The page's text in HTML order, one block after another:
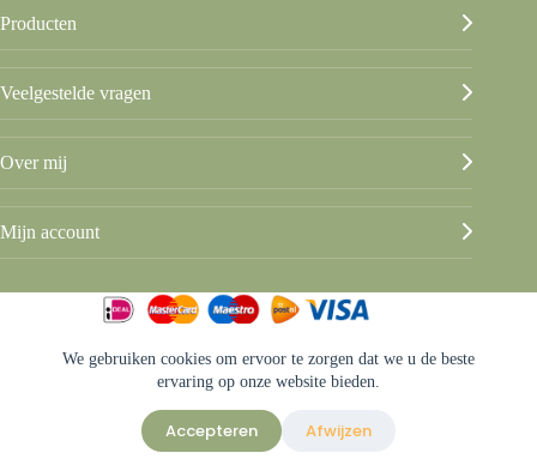
We gebruiken cookies om ervoor te zorgen dat we u de beste
ervaring op onze website bieden.
Accepteren Afwijzen
Producten
Veelgestelde vragen
Over mij
Mijn account
© Beleef het Us
Privacy & disclaimer
Sitemap